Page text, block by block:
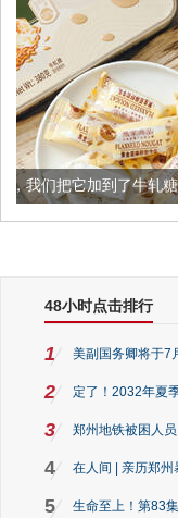
牛轧糖里 被
48小时点击排行
1 美副国务卿将于7
2 定了！2032年夏
3 郑州地铁被困人
4 在人间 | 亲历郑
5 生命至上！第83